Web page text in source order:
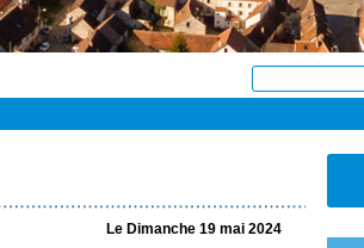
Le Dimanche 19 mai 2024